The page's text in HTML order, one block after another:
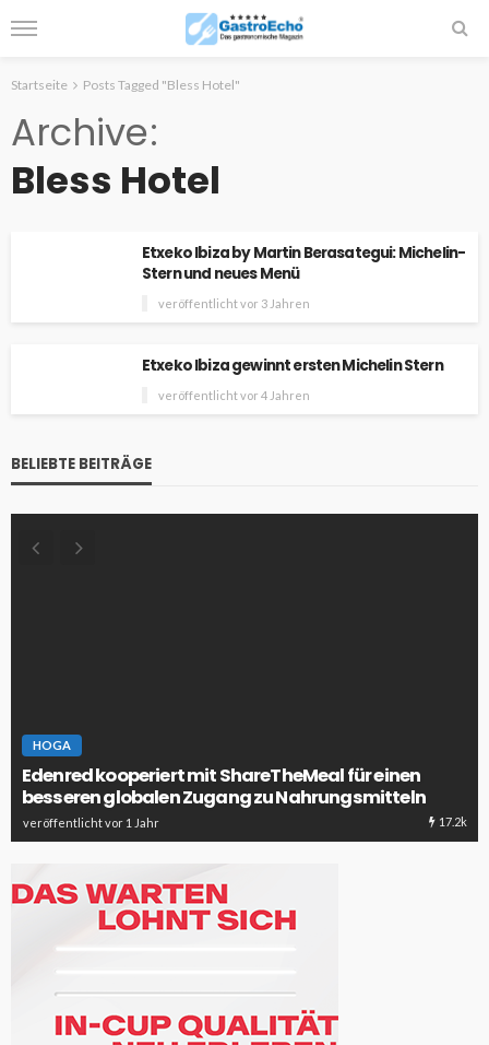
Startseite Posts Tagged "Bless Hotel"
Archive
Bless Hotel
Etxeko Ibiza by Martin Berasategui: Michelin-
Stern und neues Menü
veröffentlicht vor 3 Jahren
Etxeko Ibiza gewinnt ersten Michelin Stern
veröffentlicht vor 4 Jahren
BELIEBTE BEITRÄGE
HOGA
Edenred kooperiert mit ShareTheMeal für einen
besseren globalen Zugang zu Nahrungsmitteln
veröffentlicht vor 1 Jahr 17.2k